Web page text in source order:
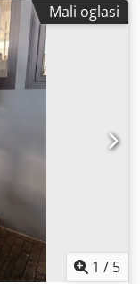
Mali oglasi
1 / 5